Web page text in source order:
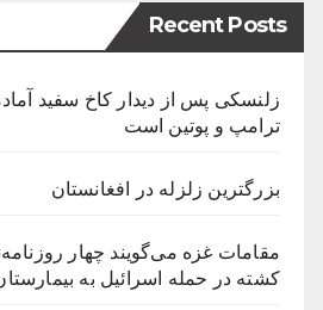
Recent Posts
زلنسکی پس از دیدار کاخ سفید
ترامپ و پوتین است
بزرگترین زلزله در افغانستان
کشته در حمله اسرائیل به